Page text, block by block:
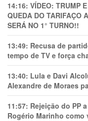
14:16: VÍDEO: TRUMP
QUEDA DO TARIFAÇO
SERÁ NO 1° TURNO!!
13:49: Recusa de
tempo de TV e força
13:40: Lula e Davi
Alexandre de Moraes
11:57: Rejeição do PP
Rogério Marinho como